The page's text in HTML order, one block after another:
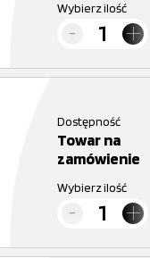
Wybierz ilość
Dostępność
Towar na
zamówienie
Wybierz ilość